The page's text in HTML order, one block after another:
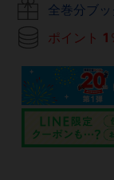
全巻分ブ
ポイント 1